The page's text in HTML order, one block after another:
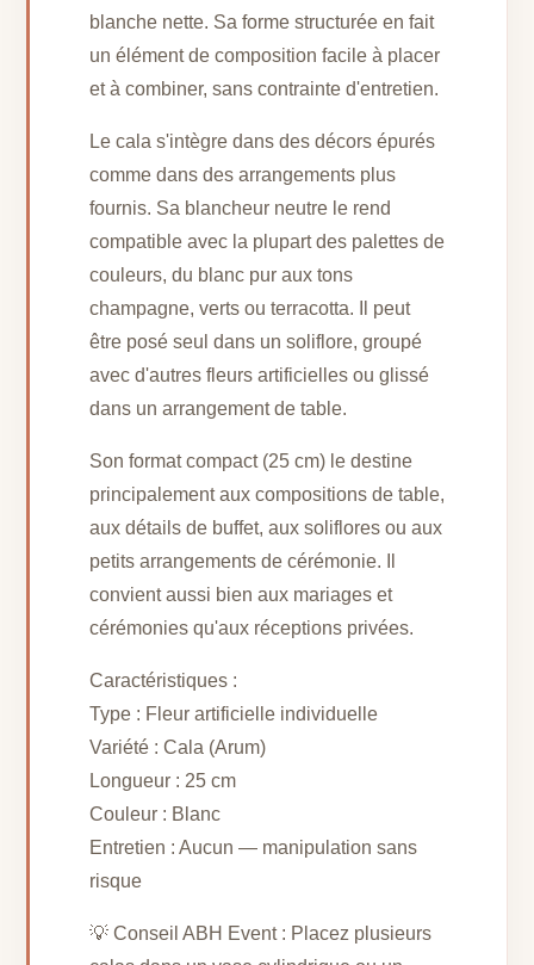
blanche nette. Sa forme structurée en fait
un élément de composition facile à placer
et à combiner, sans contrainte d'entretien.
Le cala s'intègre dans des décors épurés
comme dans des arrangements plus
fournis. Sa blancheur neutre le rend
compatible avec la plupart des palettes de
couleurs, du blanc pur aux tons
champagne, verts ou terracotta. Il peut
être posé seul dans un soliflore, groupé
avec d'autres fleurs artificielles ou glissé
dans un arrangement de table.
Son format compact (25 cm) le destine
principalement aux compositions de table,
aux détails de buffet, aux soliflores ou aux
petits arrangements de cérémonie. Il
convient aussi bien aux mariages et
cérémonies qu'aux réceptions privées.
Caractéristiques :
Type : Fleur artificielle individuelle
Variété : Cala (Arum)
Longueur : 25 cm
Couleur : Blanc
Entretien : Aucun — manipulation sans
risque
💡 Conseil ABH Event : Placez plusieurs